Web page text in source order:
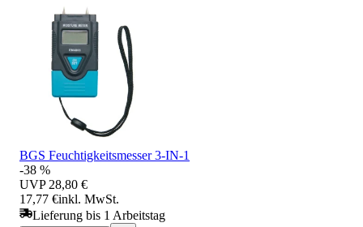
BGS Feuchtigkeitsmesser 3-IN-1
-38 %
UVP 28,80 €
17,77 €inkl. MwSt.
Lieferung bis 1 Arbeitstag